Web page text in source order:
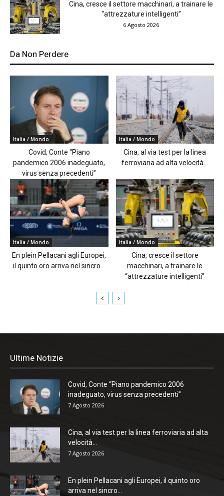
Cina, cresce il settore macchinari, a trainare le
“attrezzature intelligenti”
6 Agosto 2026
Da Non Perdere
Italia / Mondo
Covid, Conte “Piano
pandemico 2006 inadeguato,
virus senza precedenti”
Italia / Mondo
Cina, al via test per la linea
ferroviaria ad alta velocità...
Italia / Mondo
En plein Pellacani agli Europei,
il quinto oro arriva nel sincro...
Italia / Mondo
Cina, cresce il settore
macchinari, a trainare le
“attrezzature intelligenti”
Ultime Notizie
Covid, Conte “Piano pandemico 2006
inadeguato, virus senza precedenti”
7 Agosto 2026
Cina, al via test per la linea ferroviaria ad alta
velocità...
7 Agosto 2026
En plein Pellacani agli Europei, il quinto oro
arriva nel sincro...